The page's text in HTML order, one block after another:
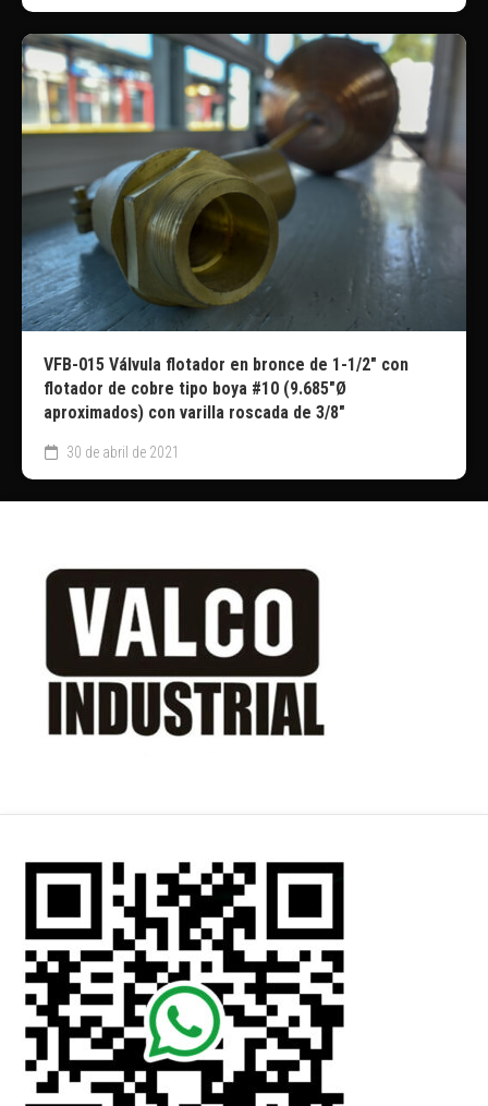
VFB-015 Válvula flotador en bronce de 1-1/2″ con
flotador de cobre tipo boya #10 (9.685″Ø
aproximados) con varilla roscada de 3/8″
30 de abril de 2021